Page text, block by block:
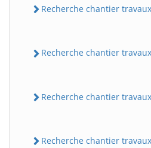
Recherche chantier travaux
Recherche chantier travaux
Recherche chantier travaux
Recherche chantier travaux